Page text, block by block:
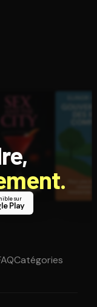
sur
Play
Catégories